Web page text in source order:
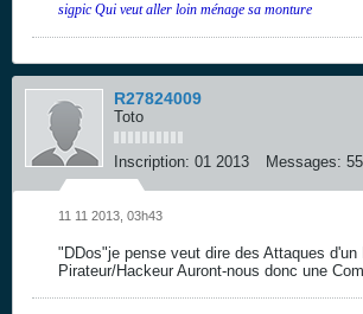
sigpic Qui veut aller loin ménage sa monture
R27824009
Toto
Inscription: 01 2013 Messages: 55
11 11 2013, 03h43
"DDos"je pense veut dire des Attaques d'un
Pirateur/Hackeur Auront-nous donc une